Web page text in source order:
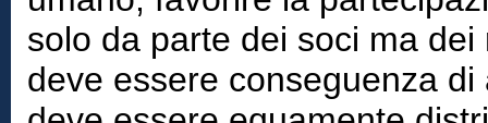
solo da parte dei soci ma
deve essere conseguenza